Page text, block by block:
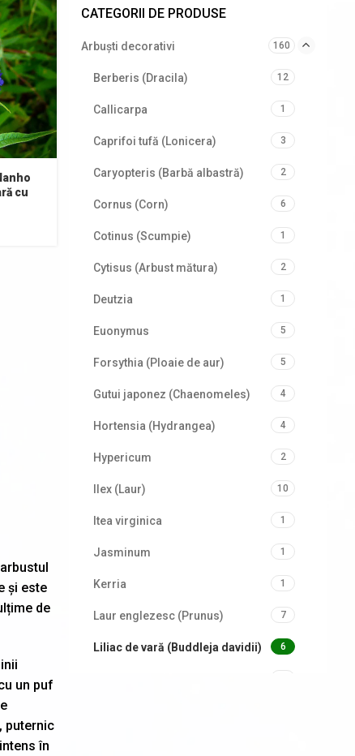
cu
și este
de
un puf
puternic
în
CATEGORII DE PRODUSE
Arbuști decorativi 160
Berberis (Dracila) 12
Callicarpa 1
Caprifoi tufă (Lonicera) 3
Caryopteris (Barbă albastră) 2
Cornus (Corn) 6
Cotinus (Scumpie) 1
Cytisus (Arbust mătura) 2
Deutzia 1
Euonymus 5
Forsythia (Ploaie de aur) 5
Gutui japonez (Chaenomeles) 4
Hortensia (Hydrangea) 4
Hypericum 2
Ilex (Laur) 10
Itea virginica 1
Jasminum 1
Kerria 1
Laur englezesc (Prunus) 7
Liliac de vară (Buddleja davidii) 6